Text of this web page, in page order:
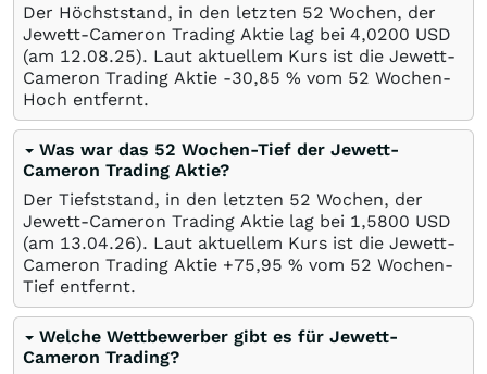
Der Höchststand, in den letzten 52 Wochen, der
Jewett-Cameron Trading Aktie lag bei 4,0200 USD
(am 12.08.25). Laut aktuellem Kurs ist die Jewett-
Cameron Trading Aktie -30,85 % vom 52 Wochen-
Hoch entfernt.
Was war das 52 Wochen-Tief der Jewett-
Cameron Trading Aktie?
Der Tiefststand, in den letzten 52 Wochen, der
Jewett-Cameron Trading Aktie lag bei 1,5800 USD
(am 13.04.26). Laut aktuellem Kurs ist die Jewett-
Cameron Trading Aktie +75,95 % vom 52 Wochen-
Tief entfernt.
Welche Wettbewerber gibt es für Jewett-
Cameron Trading?